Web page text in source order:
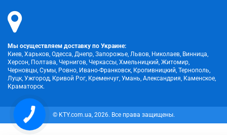
Мы осуществляем доставку по Украине:
Киев, Харьков, Одесса, Днепр, Запорожье, Львов, Николаев, Винница,
Херсон, Полтава, Чернигов, Черкассы, Хмельницкий, Житомир,
Черновцы, Сумы, Ровно, Ивано-Франковск, Кропивницкий, Тернополь,
Луцк, Ужгород, Кривой Рог, Кременчуг, Умань, Александрия, Каменское,
Краматорск.
© KTY.com.ua, 2026. Все права защищены.